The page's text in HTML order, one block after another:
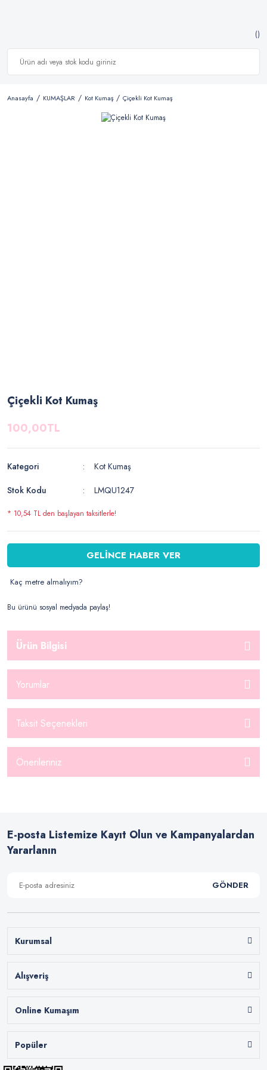
Anasayfa KUMAŞLAR Kot Kumaş Çiçekli Kot Kumaş
Çiçekli Kot Kumaş
100,00TL
Kategori
Kot Kumaş
Stok Kodu
LMQU1247
* 10,54 TL den başlayan taksitlerle!
GELİNCE HABER VER
Kaç metre almalıyım?
Bu ürünü sosyal medyada paylaş!
Ürün Bilgisi
Yorumlar
Taksit Seçenekleri
Önerileriniz
E-posta Listemize Kayıt Olun ve Kampanyalardan
Yararlanın
GÖNDER
Kurumsal
Alışveriş
Online Kumaşım
Popüler